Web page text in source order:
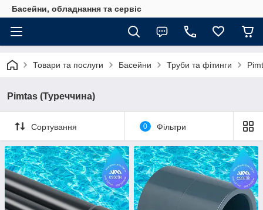
Басейни, обладнання та сервіс
Товари та послуги Басейни Труби та фітинги
Pimtas (Туреччина)
Сортування 0 Фільтри